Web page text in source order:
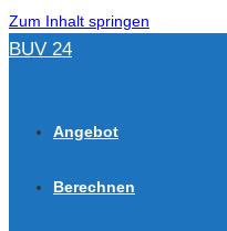
Zum Inhalt springen
BUV 24
Angebot
Berechnen